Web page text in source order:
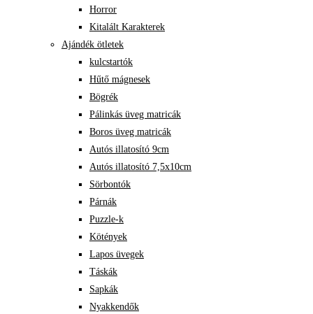
Horror
Kitalált Karakterek
Ajándék ötletek
kulcstartók
Hűtő mágnesek
Bögrék
Pálinkás üveg matricák
Boros üveg matricák
Autós illatosító 9cm
Autós illatosító 7,5x10cm
Sörbontók
Párnák
Puzzle-k
Kötények
Lapos üvegek
Táskák
Sapkák
Nyakkendők